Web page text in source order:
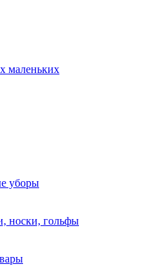
маленьких
уборы
носки, гольфы